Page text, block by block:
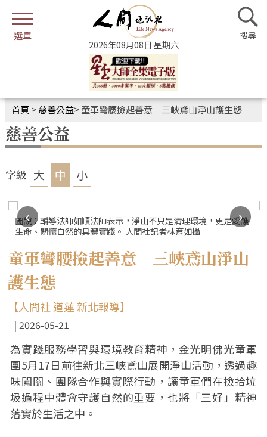
2026年08月08日 星期六
首頁 >慈善公益>童軍彎腰撿起善意 三峽鳶山淨山護生態
慈善公益
字級 大 中 小
圖說：輔導法師如順法師表示，淨山不只是清理環境，更是愛護
生命、關懷自然的具體實踐。 人間社記者林育如攝
‹
›
童軍彎腰撿起善意 三峽鳶山淨山
護生態
【人間社 道蓮 新北報導】
2026-05-21
為實踐服務學習與環境教育精神，金光明佛光童軍
團5月17日前往新北三峽鳶山展開淨山活動，透過趣
味闖關、團隊合作與實際行動，讓童軍們在撿拾垃
圾過程中體會守護自然的重要，也將「三好」精神
落實於生活之中。